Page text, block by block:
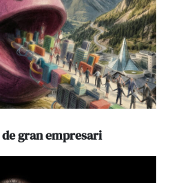
de gran empresari